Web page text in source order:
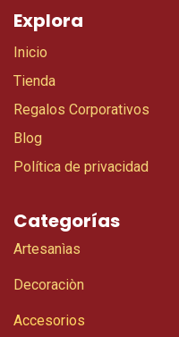
Explora
Inicio
Tienda
Regalos Corporativos
Blog
Política de privacidad
Categorías
Artesanìas
Decoraciòn
Accesorios